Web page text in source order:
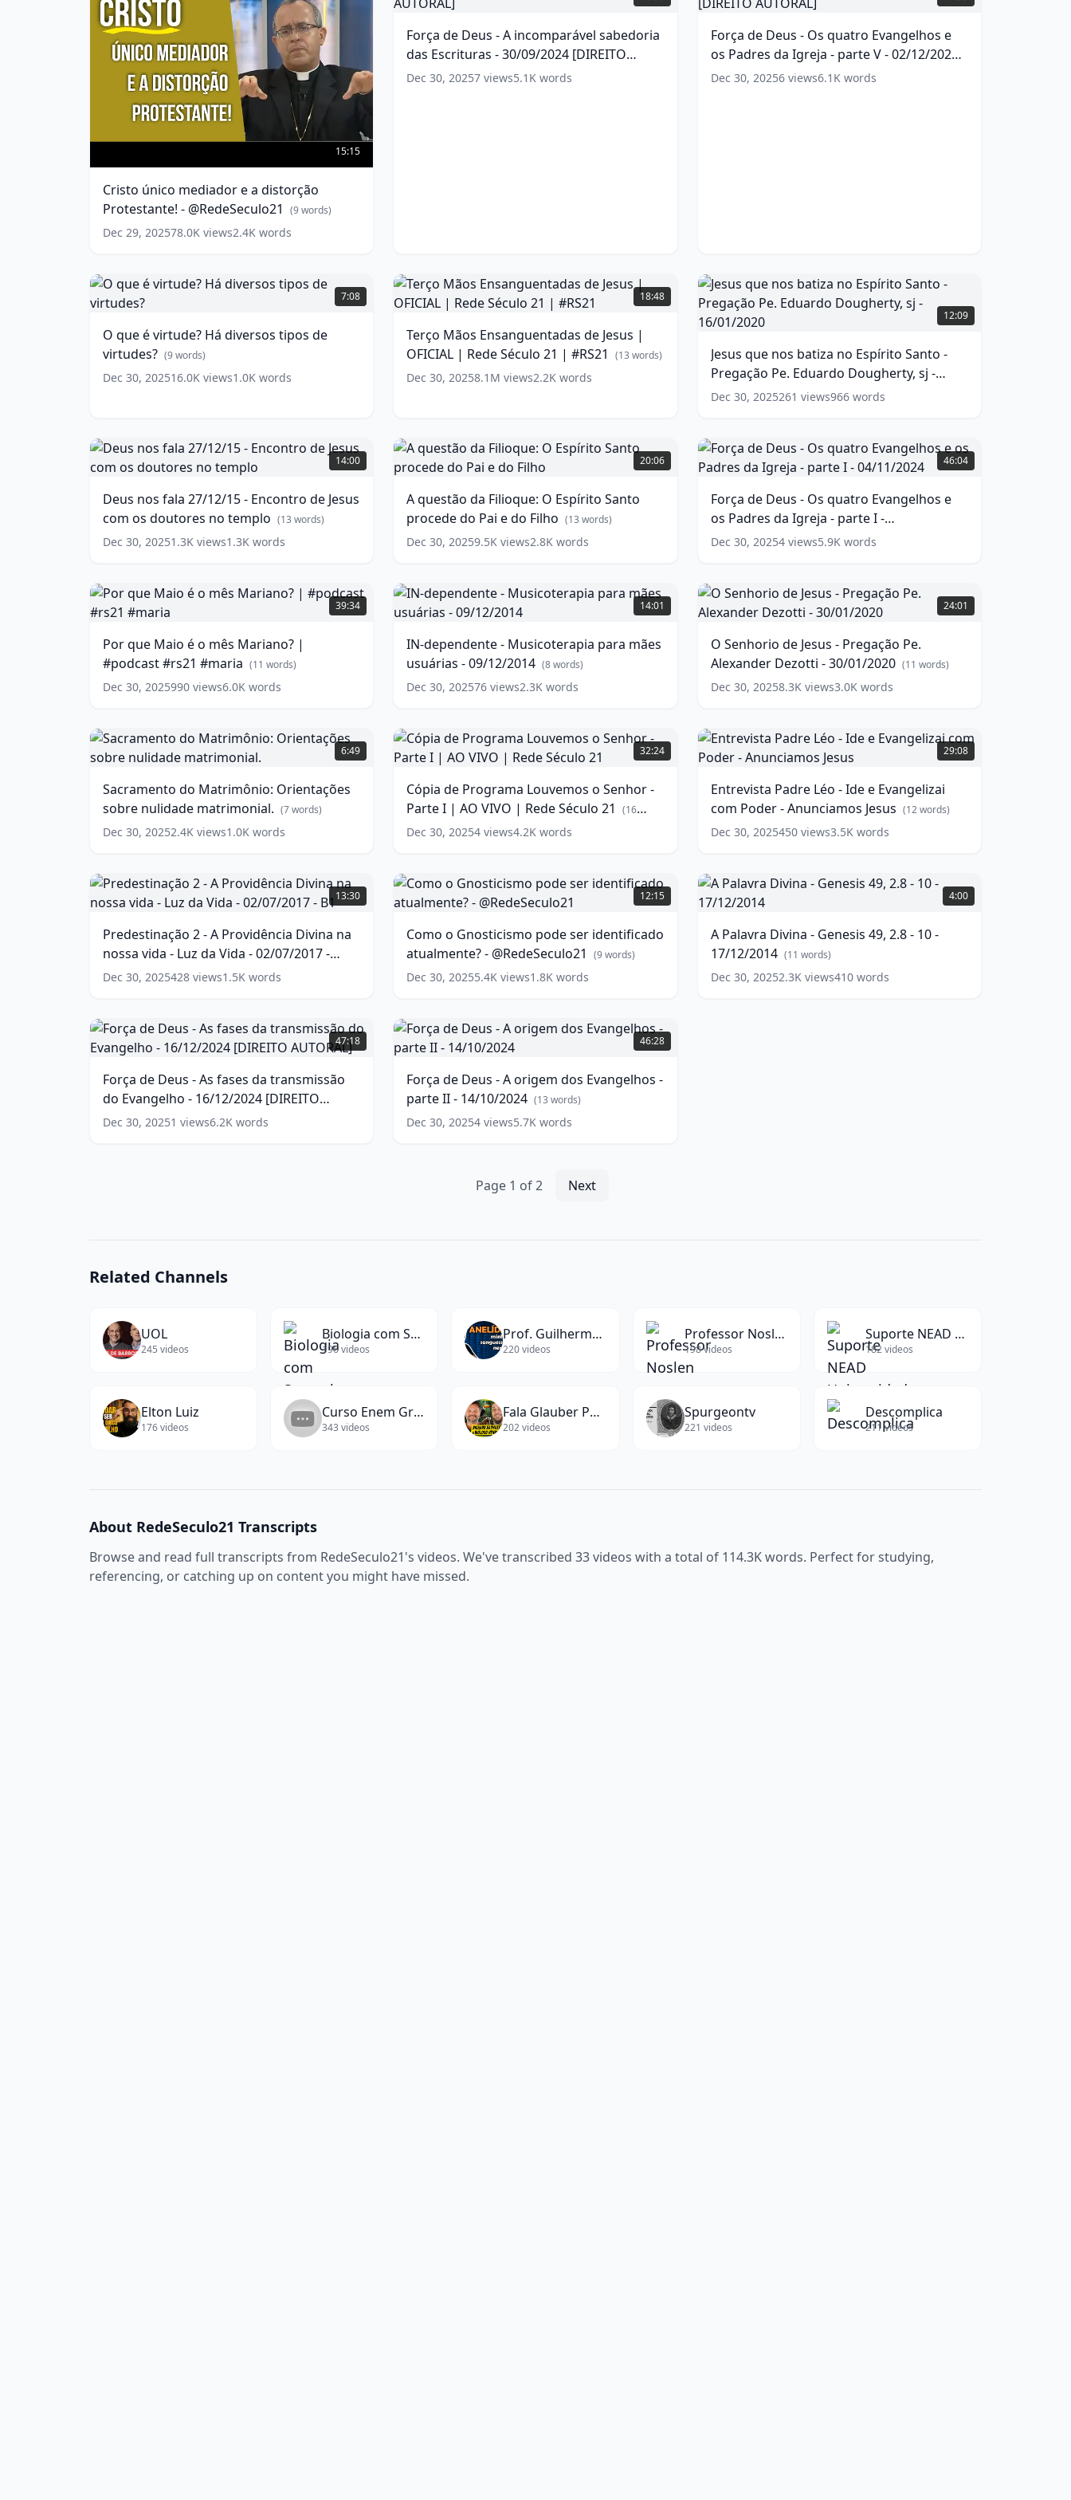
único
a
distorção
Protestante!
words)
15:15
Cristo único mediador e a distorção
Protestante! - @RedeSeculo21
(9words)
Dec 29, 202578.0K views2.4K words
Deus
A
incomparável
sabedoria
das
Força de Deus - A incomparável sabedoria
das Escrituras - 30/09/2024 [DIREITO
AUTORAL] (13words)
Dec 30, 20257 views5.1K words
Deus
Os
quatro
Evangelhos
e
(19
words)
Força de Deus - Os quatro Evangelhos e
os Padres da Igreja - parte V - 02/12/2024
[DIREITO AUTORAL] (19words)
Dec 30, 20256views6.1Kwords
O
que
é
Há
diversos
tipos
words)
7:08
O que é virtude? Há diversos tipos de
virtudes? (9words)
Dec 30, 202516.0K views1.0K words
Terço
Mãos
Ensanguentadas
Jesus
|
OFICIAL
|
#RS21 ( 13
18:48
Terço Mãos Ensanguentadas de Jesus |
OFICIAL | Rede Século 21 | #RS21
(13 words)
Dec 30, 20258.1M views2.2K words
Jesus
que
nos
no
Espírito
Santo
Pe.
Eduardo
Dougherty,
16/01/2020 (15
words)
12:09
Jesus que nos batiza no Espírito Santo -
Pregação Pe. Eduardo Dougherty, sj -
16/01/2020 (15 words)
Dec 30, 2025261 views966words
Deus
nos
fala
Encontro
de
os
doutores
no
words)
14:00
Deus nos fala 27/12/15 - Encontro de Jesus
com os doutores no templo (13 words)
Dec 30, 20251.3K views1.3K words
A
questão
da
O
Espírito
Santo
procede
Pai
e
do
words)
20:06
A questão da Filioque: O Espírito Santo
procede do Pai e do Filho (13 words)
Dec 30, 20259.5K views2.8K words
Força
de
Deus
Os
quatro
Evangelhos
Padres
da
Igreja
parte
I
04/11/2024
46:04
Força de Deus - Os quatro Evangelhos e
os Padres da Igreja - parte I -
04/11/2024 ( 17words)
Dec 30, 20254views5.9Kwords
Por
que
Maio
o
mês
Mariano?
#rs21
#maria (11
words)
39:34
Por que Maio é o mês Mariano? |
#podcast #rs21 #maria (11 words)
Dec 30, 2025990 views6.0K words
IN-
dependente
-
para
mães
usuárias
words)
14:01
IN-dependente - Musicoterapia para mães
usuárias - 09/12/2014 (8words)
Dec 30, 202576 views2.3K words
O
Senhorio
de
Pregação
Pe.
Alexander
-
30/01/2020
(11
words)
24:01
O Senhorio de Jesus - Pregação Pe.
Alexander Dezotti - 30/01/2020 (11 words)
Dec 30, 20258.3Kviews3.0Kwords
Sacramento
do
Matrimônio:
sobre
nulidade
matrimonial.
6:49
Sacramento do Matrimônio: Orientações
sobre nulidade matrimonial. (7words)
Dec 30, 20252.4K views1.0K words
Cópia
de
Programa
o
Senhor
-
|
AO
VIVO
Rede
Século
16
32:24
Cópia de Programa Louvemos o Senhor -
Parte I | AO VIVO | Rede Século 21
(16
words)
Dec 30, 20254 views4.2K words
Entrevista
Padre
Léo
Ide
e
Evangelizai
-
Anunciamos
Jesus (12
29:08
Entrevista Padre Léo - Ide e Evangelizai
com Poder - Anunciamos Jesus (12words)
Dec 30, 2025450views3.5Kwords
Predestinação
2
-
Providência
Divina
na
-
Luz
da
02/07/2017
B1
13:30
Predestinação 2 - A Providência Divina na
nossa vida - Luz da Vida - 02/07/2017 -
B1
(17 words)
Dec 30, 2025428 views1.5K words
Como
o
Gnosticismo
ser
identificado
atualmente?
words)
12:15
Como o Gnosticismo pode ser identificado
atualmente? - @RedeSeculo21
(9words)
Dec 30, 20255.4K views1.8K words
A
Palavra
Divina
Genesis
49,
2.8
4:00
A Palavra Divina - Genesis 49, 2.8 - 10 -
17/12/2014 (11 words)
Dec 30, 20252.3Kviews410words
Força
de
Deus
As
fases
da
transmissão
47:18
Força de Deus - As fases da transmissão
do Evangelho - 16/12/2024 [DIREITO
AUTORAL] (14words)
Dec 30, 20251 views6.2K words
Força
de
Deus
A
origem
dos
Evangelhos
46:28
Força de Deus - A origem dos Evangelhos -
parte II - 14/10/2024 (13 words)
Dec 30, 20254 views5.7K words
Page 1 of2 Next
Related Channels
UOL
245 videos
Biologia com Samuel Cunha
196videos
Prof. Guilherme Goulart - Biologia
220videos
Professor Noslen
198videos
Suporte NEAD Universidade Nilton Lins
182videos
Elton Luiz
176videos
Curso Enem Gratuito
343 videos
Fala Glauber Podcast
202videos
Spurgeontv
221 videos
Descomplica
211 videos
About RedeSeculo21 Transcripts
Browse and read full transcripts from RedeSeculo21's videos. We've transcribed 33videos with a total of 114.3Kwords. Perfect for studying,
referencing, or catching up on content you might have missed.